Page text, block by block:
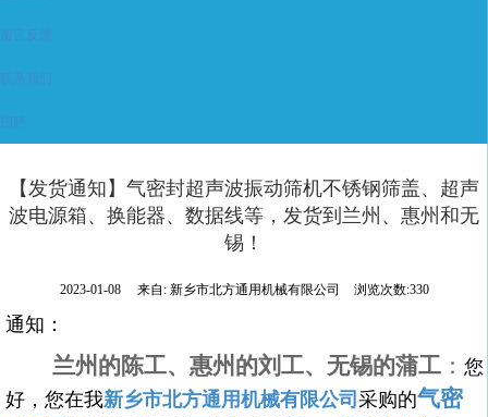
留言反馈
联系我们
招聘
【发货通知】气密封超声波振动筛机不锈钢筛盖、超声
波电源箱、换能器、数据线等，发货到兰州、惠州和无
锡！
2023-01-08 来自: 新乡市北方通用机械有限公司 浏览次数:330
通知：
兰州的陈工、惠州的刘工、无锡的蒲工： 您
好，您在我新乡市北方通用机械有限公司 采购的气密